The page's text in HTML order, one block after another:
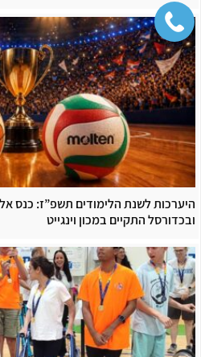
היערכות לשנת הלימודים תשפ”ז: כנס
ובכדורסל התקיים במכון וינגייט